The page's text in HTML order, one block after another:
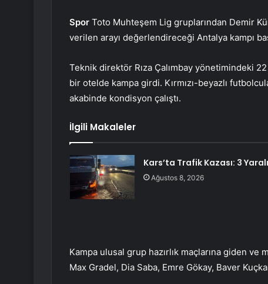
Spor Toto Muhteşem Lig gruplarından Demir
verilen arayı değerlendireceği Antalya kampı
Teknik direktör Rıza Çalımbay yönetimindeki
bir otelde kampa girdi. Kırmızı-beyazlı
akabinde kondisyon çalıştı.
İlgili Makaleler
Kars’ta Trafik Kazası: 3 Yaralı
Ağustos 8, 2026
Kampa ulusal grup hazırlık maçlarına giden
Max Gradel, Dia Saba, Emre Gökay, Baver